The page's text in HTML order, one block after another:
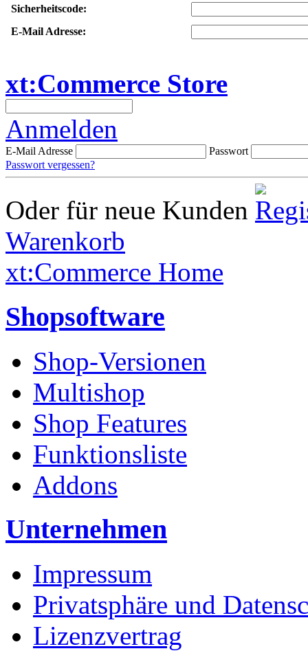
Sicherheitscode:
E-Mail Adresse:
xt:Commerce Store
Anmelden
E-Mail Adresse
Passwort
Passwort vergessen?
Oder für neue Kunden
Warenkorb
xt:Commerce Home
Shopsoftware
Shop-Versionen
Multishop
Shop Features
Funktionsliste
Addons
Unternehmen
Impressum
Privatsphäre und
Lizenzvertrag